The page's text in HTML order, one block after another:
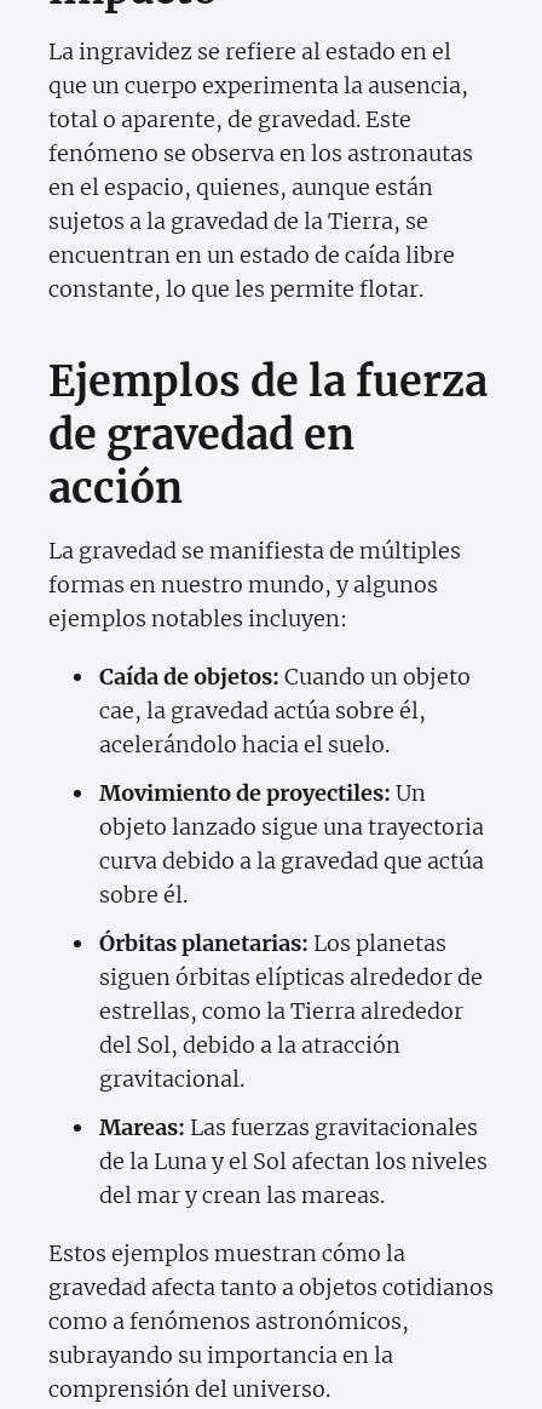
La ingravidez se refiere al estado en el
que un cuerpo experimenta la ausencia,
total o aparente, de gravedad. Este
fenómeno se observa en los astronautas
en el espacio, quienes, aunque están
sujetos a la gravedad de la Tierra, se
encuentran en un estado de caída libre
constante, lo que les permite flotar.
Ejemplos de la fuerza
de gravedad en
acción
La gravedad se manifiesta de múltiples
formas en nuestro mundo, y algunos
ejemplos notables incluyen:
Caída de objetos: Cuando un objeto
cae, la gravedad actúa sobre él,
acelerándolo hacia el suelo.
Movimiento de proyectiles: Un
objeto lanzado sigue una trayectoria
curva debido a la gravedad que actúa
sobre él.
Órbitas planetarias: Los planetas
siguen órbitas elípticas alrededor de
estrellas, como la Tierra alrededor
del Sol, debido a la atracción
gravitacional.
Mareas: Las fuerzas gravitacionales
de la Luna y el Sol afectan los niveles
del mar y crean las mareas.
Estos ejemplos muestran cómo la
gravedad afecta tanto a objetos cotidianos
como a fenómenos astronómicos,
subrayando su importancia en la
comprensión del universo.